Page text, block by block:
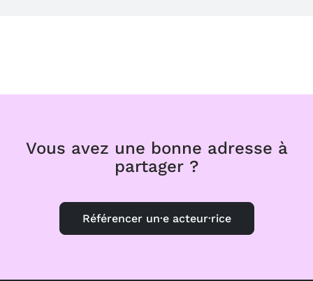
Vous avez une bonne adresse à
partager ?
Référencer un·e acteur·rice